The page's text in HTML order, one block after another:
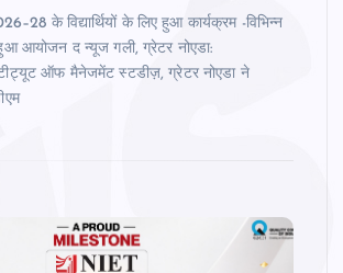
के विद्यार्थियों के लिए हुआ कार्यक्रम -विभिन्‍न
हुआ आयोजन द न्‍यूज गली, ग्रेटर नोएडा:
ऑफ मैनेजमेंट स्टडीज़, ग्रेटर नोएडा ने